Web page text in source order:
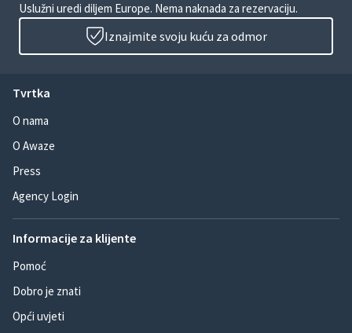
Uslužni uredi diljem Europe. Nema naknada za rezervaciju.
Iznajmite svoju kuću za odmor
Tvrtka
O nama
O Awaze
Press
Agency Login
Informacije za klijente
Pomoć
Dobro je znati
Opći uvjeti